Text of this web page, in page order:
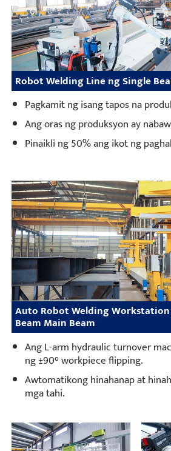
Robot Welding Line ng Single
Pagkamit ng isang tapos na
Ang oras ng produksyon ay
Pinaikli ng 50% ang ikot ng
Auto Robot Welding
Beam Main Beam
Ang L-arm hydraulic turnover
ng ±90° workpiece flipping.
Awtomatikong hinahanap at
mga tahi.